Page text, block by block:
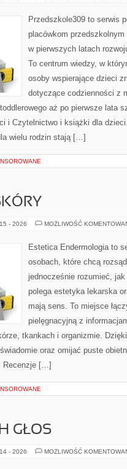
Przedszkole309 to serwis
placówkom
w pierwszych latach
To centrum wiedzy, w
osoby wspierające dzieci
dotyczące codzienności z
aż po pierwsze lata
i Czytelnictwo i książki dla
wielu rodzin stają […]
- 2026 MOŻLIWOŚĆ
Estetica Endermologia to
osobach, które chcą
jednocześnie rozumieć,
polega estetyka lekarska
mają sens. To miejsce
pielęgnacyjną z
tkankach i organizmie.
oraz omijać puste
Recenzje […]
GŁOS
- 2026 MOŻLIWOŚĆ